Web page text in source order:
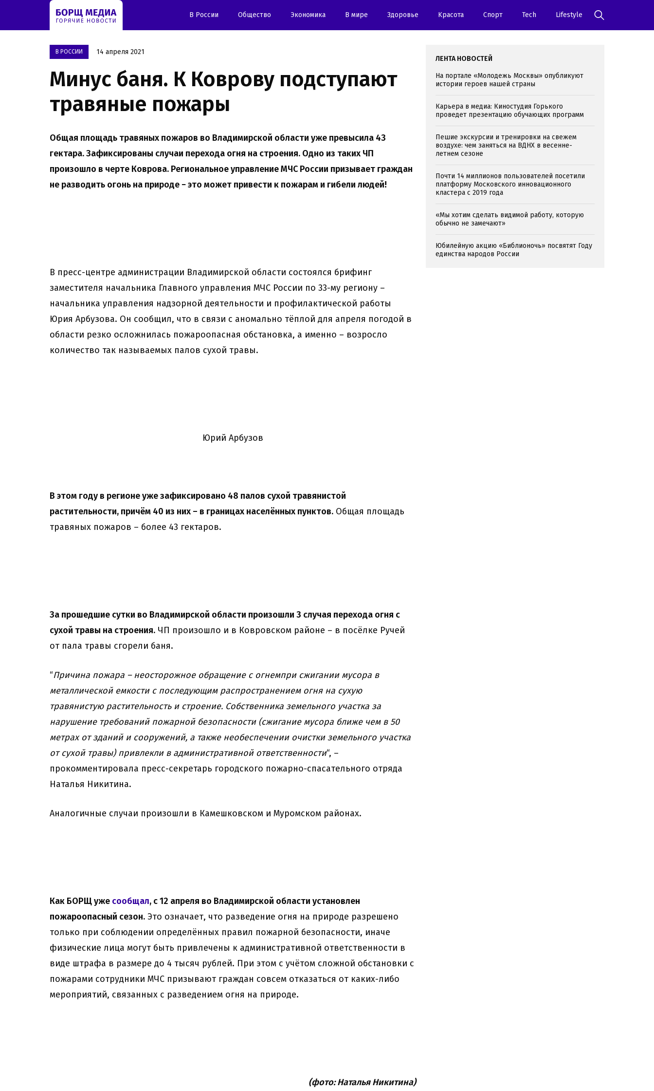
В России Oбщество Экономика В мире Здоровье Kрасота Спорт Tech Lifestyle
В РОССИИ 14 апреля 2021
Минус баня. К Коврову подступают
травяные пожары
Общая площадь травяных пожаров во Владимирской области уже превысила 43
гектара. Зафиксированы случаи перехода огня на строения. Одно из таких ЧП
произошло в черте Коврова. Региональное управление МЧС России призывает граждан
не разводить огонь на природе − это может привести к пожарам и гибели людей!
В пресс-центре администрации Владимирской области состоялся брифинг
заместителя начальника Главного управления МЧС России по 33-му региону –
начальника управления надзорной деятельности и профилактической работы
Юрия Арбузова. Он сообщил, что в связи с аномально тёплой для апреля погодой в
области резко осложнилась пожароопасная обстановка, а именно – возросло
количество так называемых палов сухой травы.
Юрий Арбузов
В этом году в регионе уже зафиксировано 48 палов сухой травянистой
растительности, причём 40 из них – в границах населённых пунктов. Общая площадь
травяных пожаров – более 43 гектаров.
За прошедшие сутки во Владимирской области произошли 3 случая перехода огня с
сухой травы на строения. ЧП произошло и в Ковровском районе – в посёлке Ручей
от пала травы сгорели баня.
“Причина пожара – неосторожное обращение с огнемпри сжигании мусора в
металлической емкости с последующим распространением огня на сухую
травянистую растительность и строение. Собственника земельного участка за
нарушение требований пожарной безопасности (сжигание мусора ближе чем в 50
метрах от зданий и сооружений, а также необеспечении очистки земельного участка
от сухой травы) привлекли в административной ответственности“, –
прокомментировала пресс-секретарь городского пожарно-спасательного отряда
Наталья Никитина.
Аналогичные случаи произошли в Камешковском и Муромском районах.
Как БОРЩ уже сообщал, с 12 апреля во Владимирской области установлен
пожароопасный сезон. Это означает, что разведение огня на природе разрешено
только при соблюдении определённых правил пожарной безопасности, иначе
физические лица могут быть привлечены к административной ответственности в
виде штрафа в размере до 4 тысяч рублей. При этом с учётом сложной обстановки с
пожарами сотрудники МЧС призывают граждан совсем отказаться от каких-либо
мероприятий, связанных с разведением огня на природе.
(фото: Наталья Никитина)
ЛЕНТА НОВОСТЕЙ
На портале «Молодежь Москвы» опубликуют
истории героев нашей страны
Карьера в медиа: Киностудия Горького
проведет презентацию обучающих программ
Пешие экскурсии и тренировки на свежем
воздухе: чем заняться на ВДНХ в весенне-
летнем сезоне
Почти 14 миллионов пользователей посетили
платформу Московского инновационного
кластера с 2019 года
«Мы хотим сделать видимой работу, которую
обычно не замечают»
Юбилейную акцию «Библионочь» посвятят Году
единства народов России